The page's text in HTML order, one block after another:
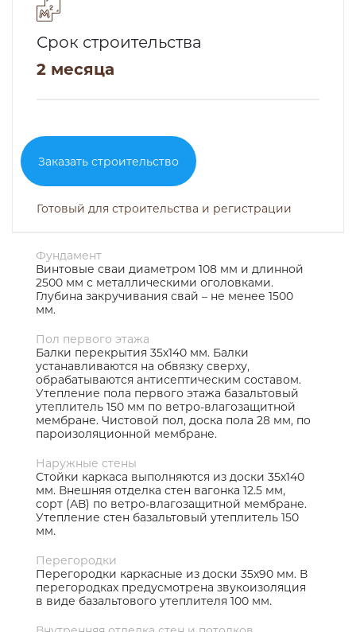
Срок строительства
2 месяца
Заказать строительство
Готовый для строительства и регистрации
Фундамент
Винтовые сваи диаметром 108 мм и длинной
2500 мм с металлическими оголовками.
Глубина закручивания свай – не менее 1500
мм.
Пол первого этажа
Балки перекрытия 35х140 мм. Балки
устанавливаются на обвязку сверху,
обрабатываются антисептическим составом.
Утепление пола первого этажа базальтовый
утеплитель 150 мм по ветро-влагозащитной
мембране. Чистовой пол, доска пола 28 мм, по
пароизоляционной мембране.
Наружные стены
Стойки каркаса выполняются из доски 35х140
мм. Внешняя отделка стен вагонка 12.5 мм,
сорт (АВ) по ветро-влагозащитной мембране.
Утепление стен базальтовый утеплитель 150
мм.
Перегородки
Перегородки каркасные из доски 35х90 мм. В
перегородках предусмотрена звукоизоляция
в виде базальтового утеплителя 100 мм.